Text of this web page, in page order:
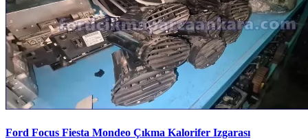
Ford Focus Fiesta Mondeo Çıkma Kalorifer Izgarası